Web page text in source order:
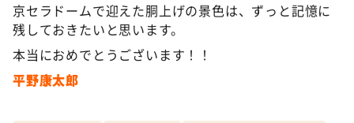
京セラドームで迎えた胴上げの景色は、ずっと記憶に
残しておきたいと思います。
本当におめでとうございます！！
平野康太郎